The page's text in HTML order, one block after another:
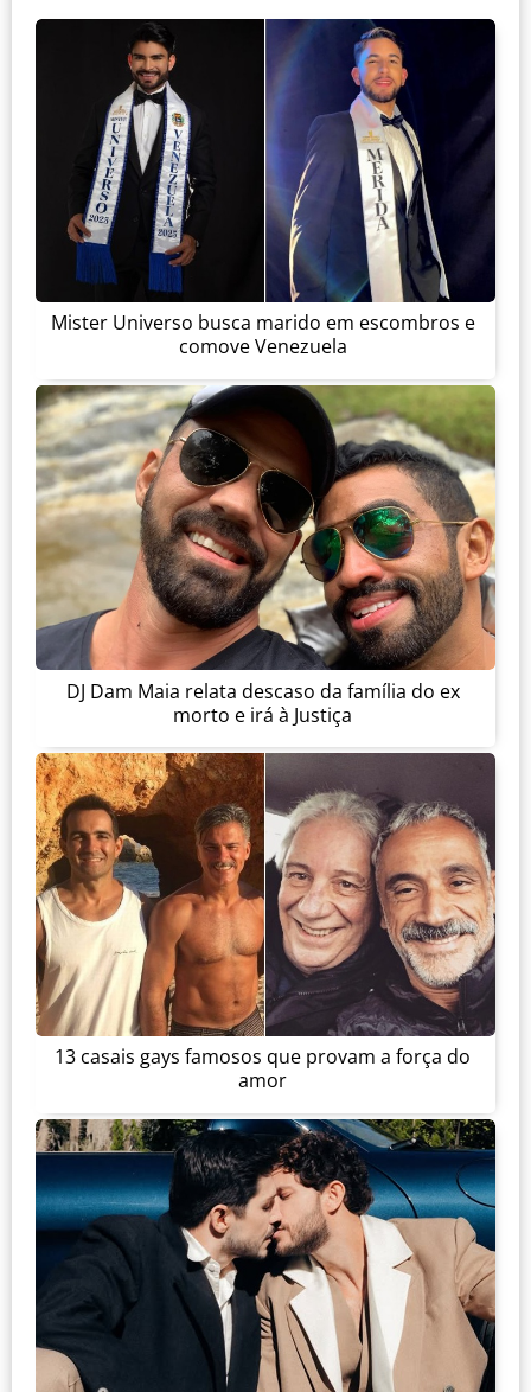
Mister Universo busca marido em escombros e
comove Venezuela
DJ Dam Maia relata descaso da família do ex
morto e irá à Justiça
13 casais gays famosos que provam a força do
amor